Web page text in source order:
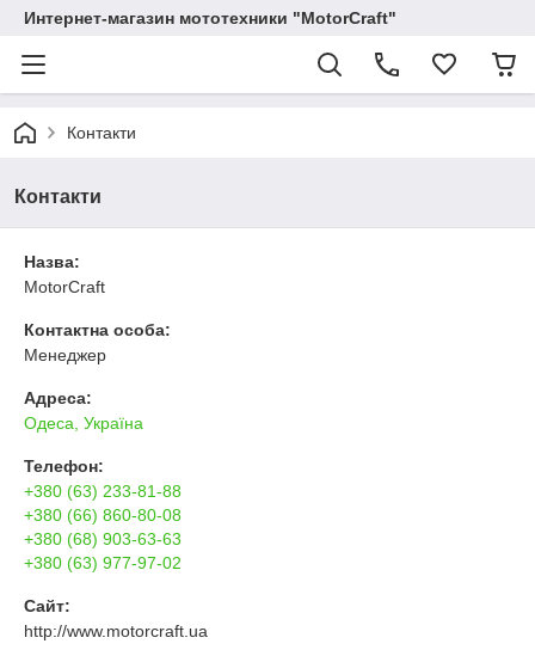
Интернет-магазин мототехники "MotorCraft"
Контакти
Контакти
Назва:
MotorCraft
Контактна особа:
Менеджер
Адреса:
Одеса, Україна
Телефон:
+380 (63) 233-81-88
+380 (66) 860-80-08
+380 (68) 903-63-63
+380 (63) 977-97-02
Сайт:
http://www.motorcraft.ua